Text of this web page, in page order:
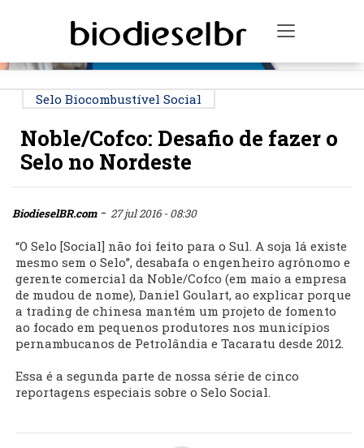
Toggle
Selo Biocombustível Social
Noble/Cofco: Desafio de fazer o
Selo no Nordeste
BiodieselBR.com- 27 jul 2016 - 08:30
“O Selo [Social] não foi feito para o Sul. A soja lá existe
mesmo sem o Selo”, desabafa o engenheiro agrônomo e
gerente comercial da Noble/Cofco (em maio a empresa
de mudou de nome), Daniel Goulart, ao explicar porque
a trading de chinesa mantém um projeto de fomento
ao focado em pequenos produtores nos municípios
pernambucanos de Petrolândia e Tacaratu desde 2012.
Essa é a segunda parte de nossa série de cinco
reportagens especiais sobre o Selo Social.